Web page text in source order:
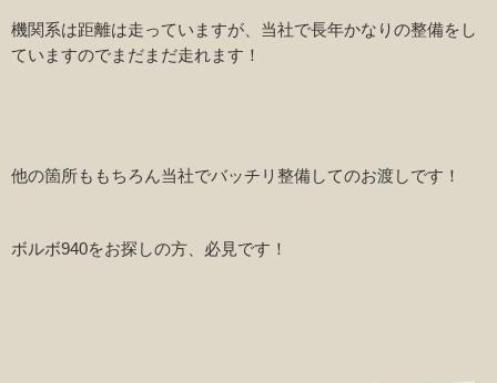
機関系は距離は走っていますが、当社で長年かなりの整備をし
ていますのでまだまだ走れます！
他の箇所ももちろん当社でバッチリ整備してのお渡しです！
ボルボ940をお探しの方、必見です！